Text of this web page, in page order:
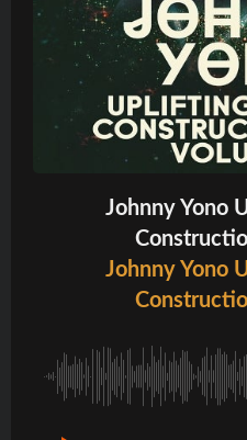
Johnny Yono
Johnny Yono